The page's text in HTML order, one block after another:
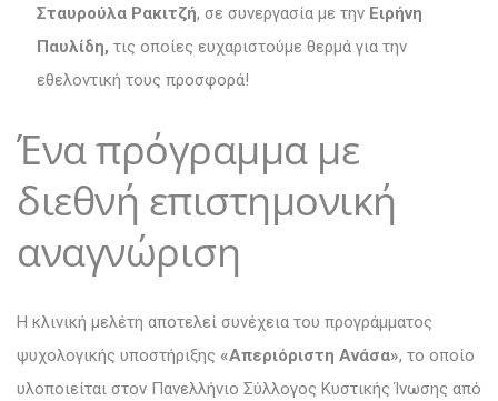
Σταυρούλα Ρακιτζή, σε συνεργασία με την Ειρήνη
Παυλίδη, τις οποίες ευχαριστούμε θερμά για την
εθελοντική τους προσφορά!
Ένα πρόγραμμα με
διεθνή επιστημονική
αναγνώριση
Η κλινική μελέτη αποτελεί συνέχεια του προγράμματος
ψυχολογικής υποστήριξης «Απεριόριστη Ανάσα», το οποίο
υλοποιείται στον Πανελλήνιο Σύλλογος Κυστικής Ίνωσης από